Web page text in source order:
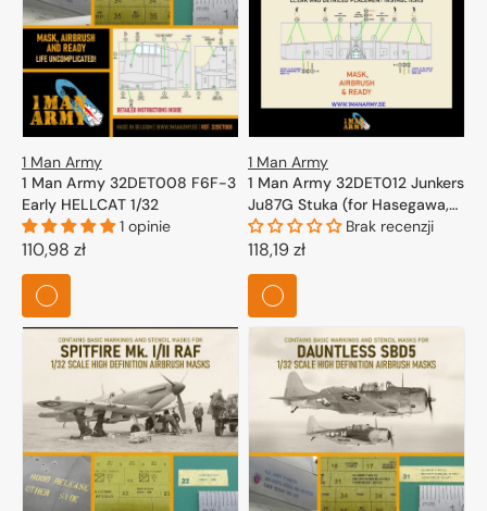
1 Man Army
1 Man Army 32DET008 F6F-3
Early HELLCAT 1/32
1 opinie
Cena
regularna
110,98 zł
1 Man Army
1 Man Army 32DET012 Junkers
Ju87G Stuka (for Hasegawa,
Trumpeter) 1/32Brak recenzji
Cena
regularna
118,19 zł